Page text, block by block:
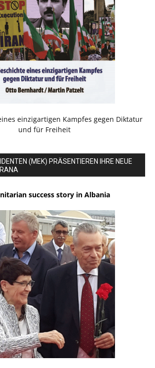
einzigartigen Kampfes gegen Diktatur
und für Freiheit
(MEK) PRÄSENTIEREN IHRE NEUE
success story in Albania